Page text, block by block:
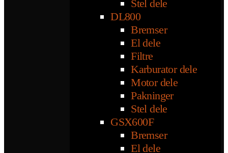
Stel dele
DL800
Bremser
El dele
Filtre
Karburator dele
Motor dele
Pakninger
Stel dele
GSX600F
Bremser
El dele